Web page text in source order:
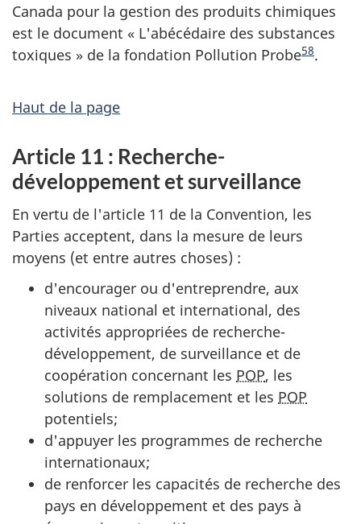
Canada pour la gestion des produits chimiques
est le document « L'abécédaire des substances
toxiques » de la fondation Pollution Probe58.
Haut de la page
Article 11 : Recherche-
développement et surveillance
En vertu de l'article 11 de la Convention, les
Parties acceptent, dans la mesure de leurs
moyens (et entre autres choses) :
d'encourager ou d'entreprendre, aux
niveaux national et international, des
activités appropriées de recherche-
développement, de surveillance et de
coopération concernant les POP, les
solutions de remplacement et les POP
potentiels;
d'appuyer les programmes de recherche
internationaux;
de renforcer les capacités de recherche des
pays en développement et des pays à